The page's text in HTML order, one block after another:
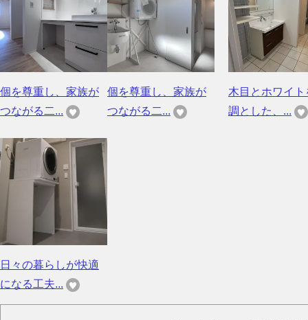
個を尊重し、家族が
つながる二...
個を尊重し、家族が
つながる二...
木目とホワイト
調とした、...
日々の暮らしが快適
になる工夫...